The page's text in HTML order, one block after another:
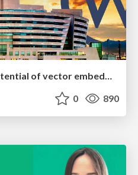
Unlocking the hidden potential of vector embeddings in international SEO
0 890